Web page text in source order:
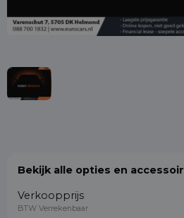
Bekijk alle opties en
Verkoopprijs
BTW Verrekenbaar